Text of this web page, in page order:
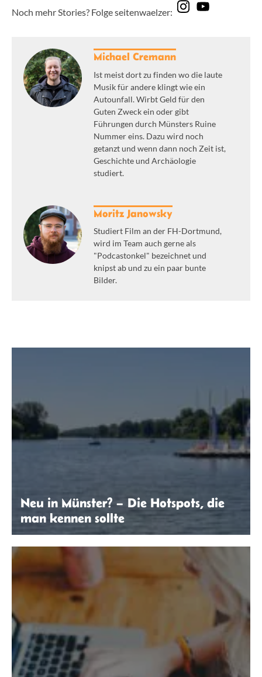
Noch mehr Stories? Folge seitenwaelzer:
Michael Cremann
Ist meist dort zu finden wo die laute
Musik für andere klingt wie ein
Autounfall. Wirbt Geld für den
Guten Zweck ein oder gibt
Führungen durch Münsters Ruine
Nummer eins. Dazu wird noch
getanzt und wenn dann noch Zeit ist,
Geschichte und Archäologie
studiert.
Moritz Janowsky
Studiert Film an der FH-Dortmund,
wird im Team auch gerne als
"Podcastonkel" bezeichnet und
knipst ab und zu ein paar bunte
Bilder.
Neu in Münster? – Die Hotspots, die
man kennen sollte